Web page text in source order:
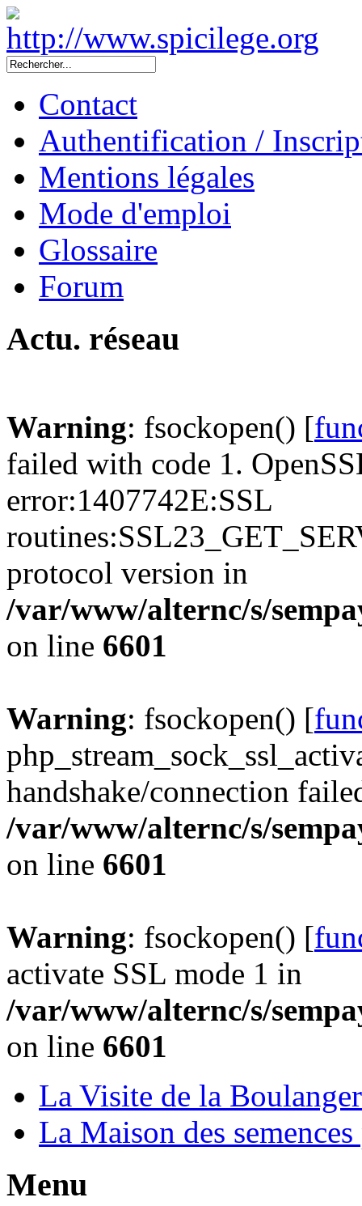
Contact
Authentification /
Mentions légales
Mode d'emploi
Glossaire
Forum
Actu. réseau
Warning: fsockopen() [
failed with code 1.
error:1407742E:SSL
protocol version in
/var/www/alternc/s/
on line 6601
Warning: fsockopen() [
handshake/connection
/var/www/alternc/s/
on line 6601
Warning: fsockopen() [
activate SSL mode 1 in
/var/www/alternc/s/
on line 6601
La Visite de la
La Maison des
Menu